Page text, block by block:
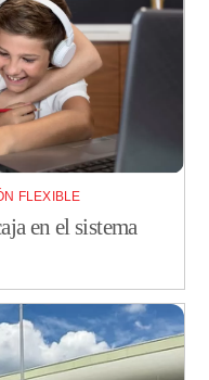
FLEXIBLE
en el sistema